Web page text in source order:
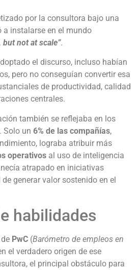
por la consultora bajo una
instalarse en el mundo
but not at scale”.
el discurso, incluso habían
pero no conseguían convertir esa
de productividad, calidad
centrales.
también se reflejaba en los
Solo un 6% de las compañías,
lograba atribuir más
operativos al uso de inteligencia
atrapado en iniciativas
generar valor sostenido en el
habilidades
PwC (Barómetro de empleos en
el verdadero origen de ese
el principal obstáculo para